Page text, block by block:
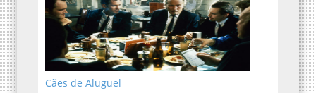
Cães de Aluguel